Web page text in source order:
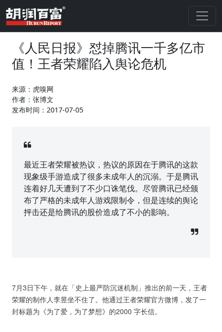
《人民日报》怼掉腾讯一千多亿市
值！王者荣耀陷入舆论危机
来源：虎嗅网
作者：张博文
发布时间：2017-07-05
最近王者荣耀被热议，热议的原因在于腾讯的这款
现象级手游造成了很多未成年人的沉溺。于是腾讯
连着好几天遭到了不少口诛笔伐。尽管腾讯已经颁
布了严格的未成年人游戏限制令，但是连续的舆论
抨击还是给腾讯的股价造成了不小的影响。
7月3日下午，就在「史上最严防沉迷机制」推出的前一天，王者
荣耀的制作人李昱坐不住了。他通过王者荣耀官方微博，发了一
封标题为《为了爱，为了梦想》的2000 字长信。